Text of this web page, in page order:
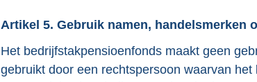
Artikel 5. Gebruik namen, handelsmerken
Het bedrijfstakpensioenfonds maakt geen
gebruikt door een rechtspersoon waarvan